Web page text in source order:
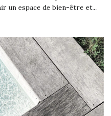
un espace de bien-être et...